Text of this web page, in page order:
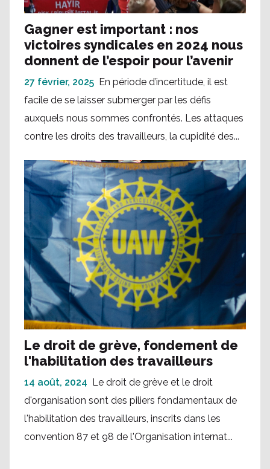
Gagner est important : nos
victoires syndicales en 2024 nous
donnent de l’espoir pour l’avenir
27 février, 2025 En période d’incertitude, il est
facile de se laisser submerger par les défis
auxquels nous sommes confrontés. Les attaques
contre les droits des travailleurs, la cupidité des...
Le droit de grève, fondement de
l'habilitation des travailleurs
14 août, 2024 Le droit de grève et le droit
d'organisation sont des piliers fondamentaux de
l'habilitation des travailleurs, inscrits dans les
convention 87 et 98 de l'Organisation internat...